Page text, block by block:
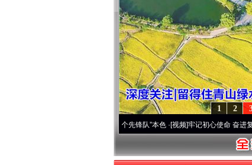
2
1
永葆“两个先锋队”本色·[视频]牢记初心使命 奋进复兴征程丨